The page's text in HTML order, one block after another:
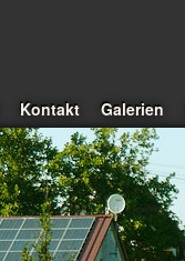
Kontakt Galerien